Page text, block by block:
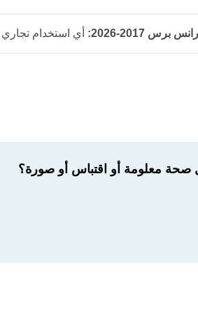
2017-2026: أي استخدام
معلومة أو اقتباس أو صورة؟